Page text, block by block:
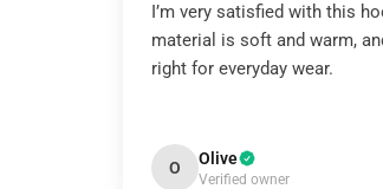
I’m very satisfied with this
material is soft and warm,
right for everyday wear.
O Olive
Verified owner